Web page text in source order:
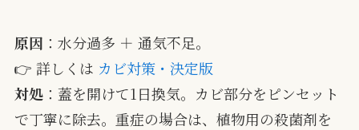
原因 ：水分過多 ＋ 通気不足。
👉 詳しくは カビ対策・決定版
対処：蓋を開けて1日換気。カビ部分をピンセット
で丁寧に除去。重症の場合は、植物用の殺菌剤を